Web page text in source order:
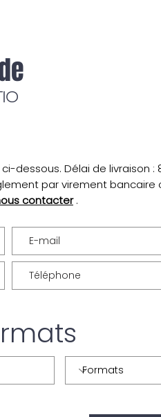
dessous. Délai de livraison :
par virement bancaire
contacter.